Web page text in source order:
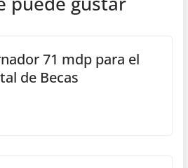
71 mdp para el
de Becas